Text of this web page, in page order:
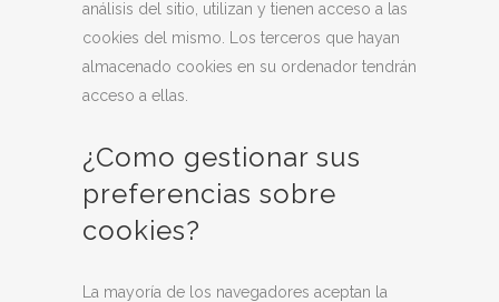
análisis del sitio, utilizan y tienen acceso a las
cookies del mismo. Los terceros que hayan
almacenado cookies en su ordenador tendrán
acceso a ellas.
¿Como gestionar sus
preferencias sobre
cookies?
La mayoría de los navegadores aceptan la